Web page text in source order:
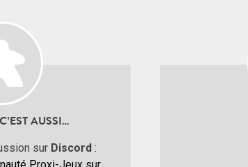
AUSSI…
sur Discord: